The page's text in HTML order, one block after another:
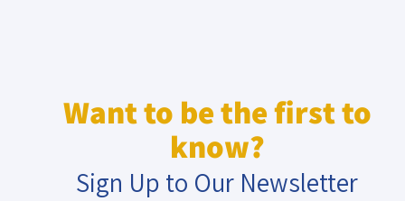
Want to be the first to
know?
Sign Up to Our Newsletter